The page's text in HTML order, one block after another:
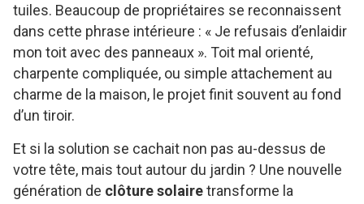
tuiles. Beaucoup de propriétaires se reconnaissent
dans cette phrase intérieure : « Je refusais d’enlaidir
mon toit avec des panneaux ». Toit mal orienté,
charpente compliquée, ou simple attachement au
charme de la maison, le projet finit souvent au fond
d’un tiroir.
Et si la solution se cachait non pas au-dessus de
votre tête, mais tout autour du jardin ? Une nouvelle
génération de clôture solairetransforme la